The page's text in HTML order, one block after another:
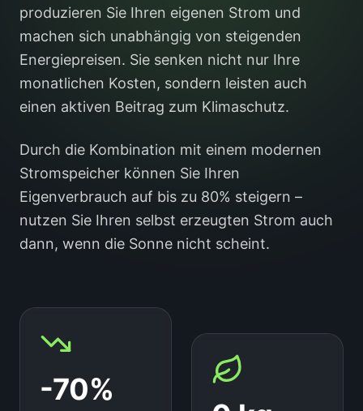
-70%
produzieren Sie Ihren eigenen Strom und
machen sich unabhängig von steigenden
Energiepreisen. Sie senken nicht nur Ihre
monatlichen Kosten, sondern leisten auch
einen aktiven Beitrag zum Klimaschutz.
Durch die Kombination mit einem modernen
Stromspeicher können Sie Ihren
Eigenverbrauch auf bis zu 80% steigern –
nutzen Sie Ihren selbst erzeugten Strom auch
dann, wenn die Sonne nicht scheint.